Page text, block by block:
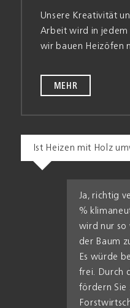
Unsere Kreativität
Arbeit wird in jedem
wir bauen Heiz­öfen
MEHR
Ist Heizen mit Holz
Ja, richtig
%
wird nur so
der Baum
Es würde
frei. Durch
fördern Sie